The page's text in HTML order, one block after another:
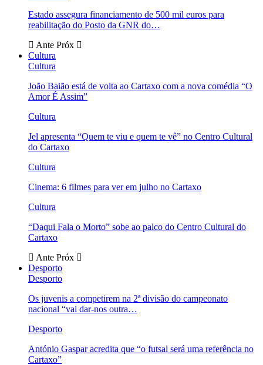
Estado assegura financiamento de 500 mil euros para
reabilitação do Posto da GNR do…
Ante Próx
Cultura
Cultura
João Baião está de volta ao Cartaxo com a nova comédia “O
Amor É Assim”
Cultura
Jel apresenta “Quem te viu e quem te vê” no Centro Cultural
do Cartaxo
Cultura
Cinema: 6 filmes para ver em julho no Cartaxo
Cultura
“Daqui Fala o Morto” sobe ao palco do Centro Cultural do
Cartaxo
Ante Próx
Desporto
Desporto
Os juvenis a competirem na 2ª divisão do campeonato
nacional “vai dar-nos outra…
Desporto
António Gaspar acredita que “o futsal será uma referência no
Cartaxo”